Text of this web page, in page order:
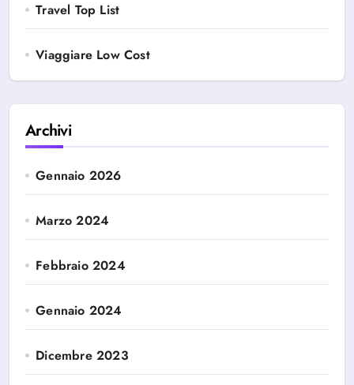
Travel Top List
Viaggiare Low Cost
Archivi
Gennaio 2026
Marzo 2024
Febbraio 2024
Gennaio 2024
Dicembre 2023